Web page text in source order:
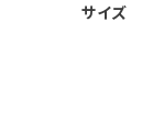
サイズ